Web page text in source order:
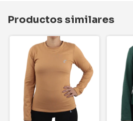
Productos similares